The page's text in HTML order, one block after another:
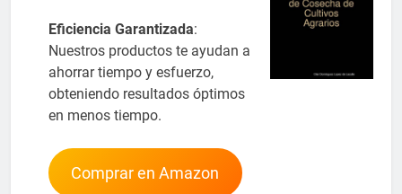
Eficiencia Garantizada:
Nuestros productos te ayudan a
ahorrar tiempo y esfuerzo,
obteniendo resultados óptimos
en menos tiempo.
Comprar en Amazon